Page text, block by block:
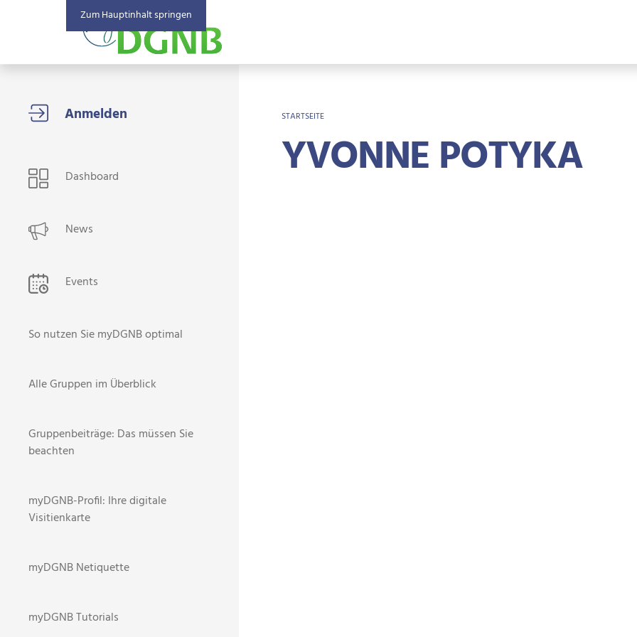
Zum Hauptinhalt springen
BROTKRÜMEL
STARTSEITE
YVONNE POTYKA
USER NAVIGATION
Dashboard
News
Events
So nutzen Sie myDGNB optimal
Alle Gruppen im Überblick
Gruppenbeiträge: Das müssen Sie
beachten
myDGNB-Profil: Ihre digitale
Visitienkarte
myDGNB Netiquette
myDGNB Tutorials